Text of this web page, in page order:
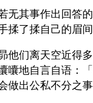
无其事作出回答
揉了揉自己的眉间
他们离天空近得
囔地自言自语：
做出公私不分之